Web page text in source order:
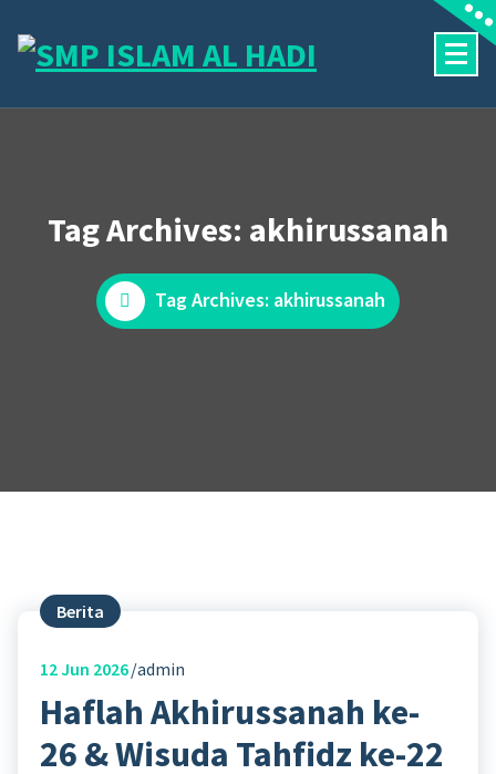
content
Tag Archives: akhirussanah
Tag Archives: akhirussanah
Berita
12Jun 2026 admin
Haflah Akhirussanah ke-
26 & Wisuda Tahfidz ke-22